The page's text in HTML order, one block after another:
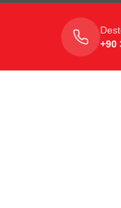
+90